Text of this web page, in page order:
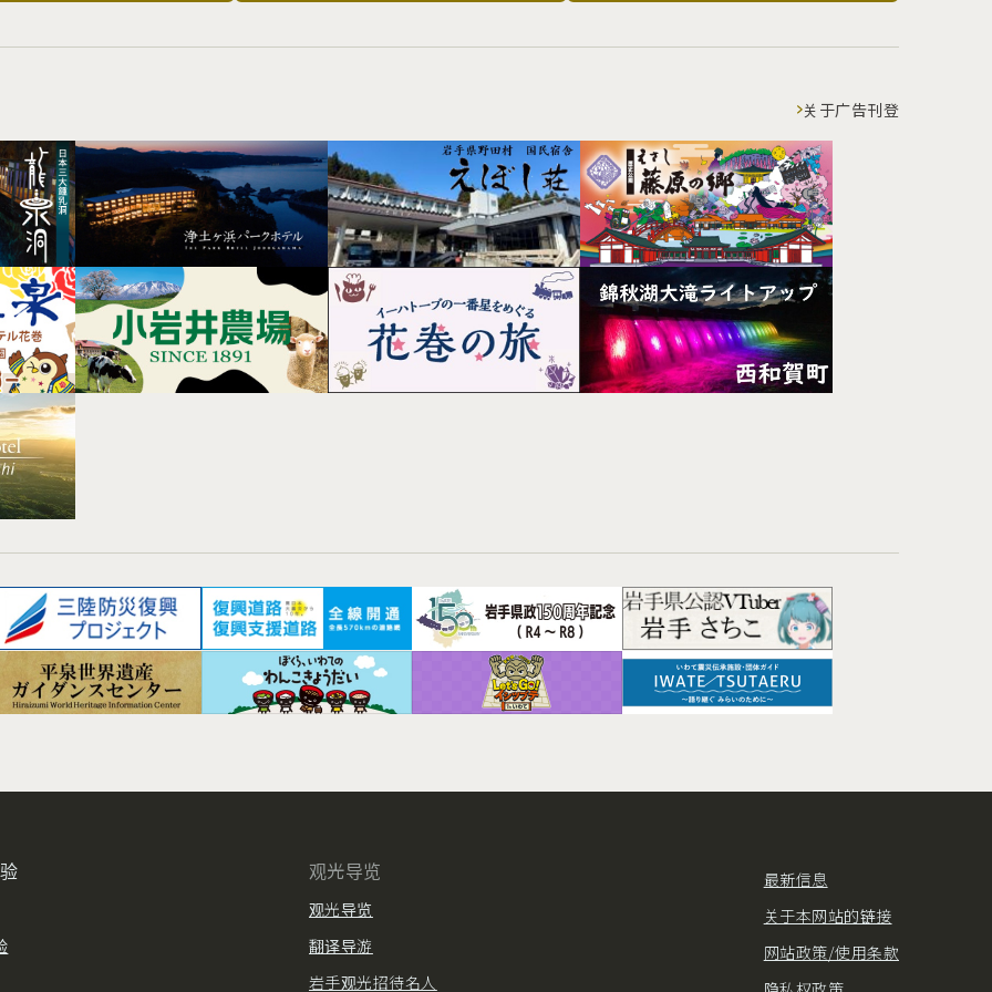
关于广告刊登
观光导览
观光导览
翻译导游
岩手观光招待名人
最新信息
关于本网站的链接
网站政策/使用条款